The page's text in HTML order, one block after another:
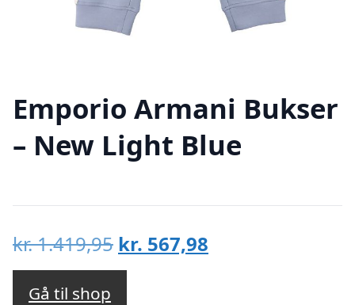
Emporio Armani Bukser
– New Light Blue
kr.1.419,95 Den
oprindelige
kr. 567,98
Gå til shop